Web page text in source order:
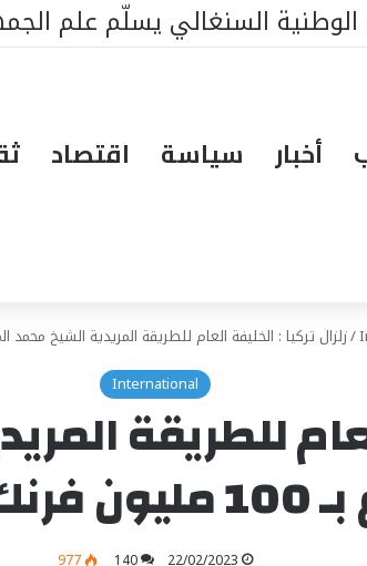
السنغال
أخبار سياسة اقتصاد
/زلزال تركيا : الخليفة العام للطريقة المريدية الشيخ محمد المنتقى يتبرع بـ
International
للطريقة
سيفا
22/02/2023
140
977